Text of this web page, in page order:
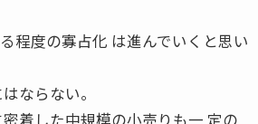
程度の寡占化 は進んでいくと思い
ならない。
着した中規模の小売りも一 定の